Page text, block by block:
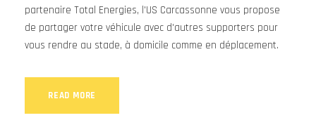
partenaire Total Energies, l'US Carcassonne vous propose
de partager votre véhicule avec d'autres supporters pour
vous rendre au stade, à domicile comme en déplacement.
READ MORE